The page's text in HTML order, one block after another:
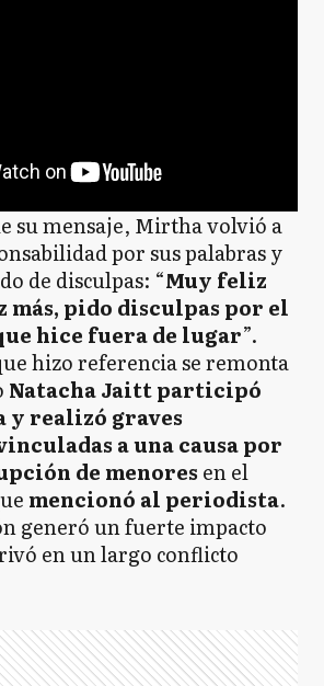
su mensaje, Mirtha volvió a
por sus palabras y
de disculpas: “Muy feliz
más, pido disculpas por el
hice fuera de lugar”.
hizo referencia se remonta
Natacha Jaitt participó
y realizó graves
a una causa por
de menores en el
mencionó al periodista.
generó un fuerte impacto
en un largo conflicto